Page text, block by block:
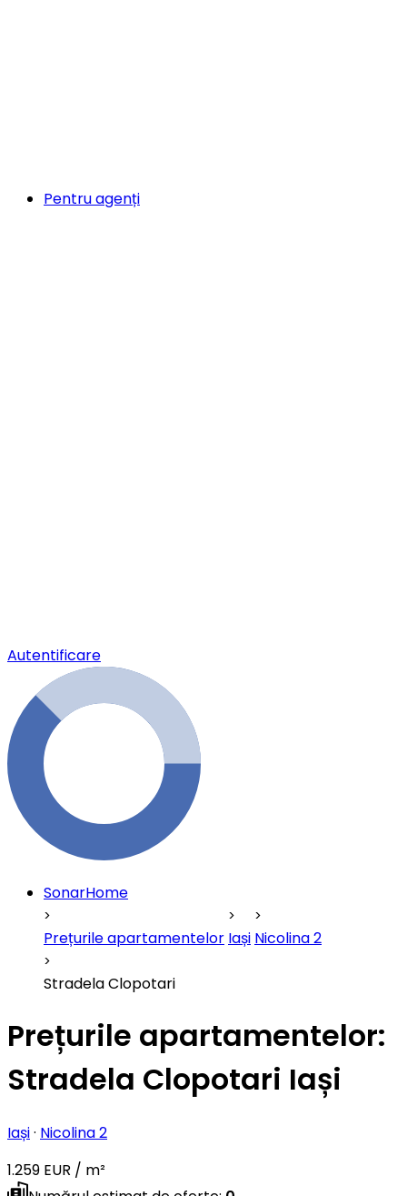
Pentru agenți
Autentificare
SonarHome
Prețurile apartamentelor Iași Nicolina 2
Stradela Clopotari
Prețurile apartamentelor:
Stradela Clopotari Iași
Iași· Nicolina 2
1.259 EUR / m²